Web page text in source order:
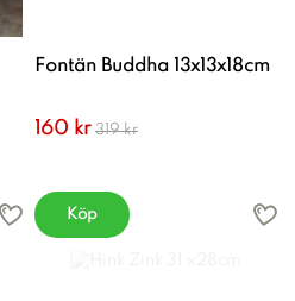
Fontän Buddha 13x13x18cm
160 kr 319 kr
Köp